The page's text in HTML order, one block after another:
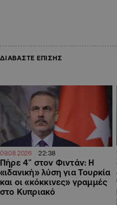
ΔΙΑΒΑΣΤΕ ΕΠΙΣΗΣ
09.08.2026 22:38
Πήρε 4″ στον Φιντάν: Η
«ιδανική» λύση για Τουρκία
και οι «κόκκινες» γραμμές
στο Κυπριακό